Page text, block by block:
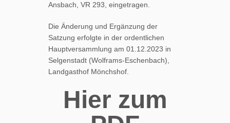
Ansbach, VR 293, eingetragen.
Die Änderung und Ergänzung der
Satzung erfolgte in der ordentlichen
Hauptversammlung am 01.12.2023 in
Selgenstadt (Wolframs-Eschenbach),
Landgasthof Mönchshof.
Hier zum